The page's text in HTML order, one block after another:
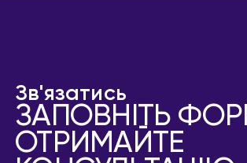
Зв'язатись
ЗАПОВНІТЬ
ОТРИМАЙТЕ